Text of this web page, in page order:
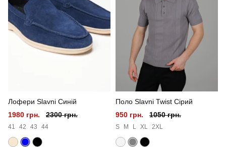
Призначення для повсякденного носіння
Стать чоловічий
повсякденний
Колір
Матеріал
Лофери Slavni Синій
1980 грн.
2300 грн.
41 42 43 44
Поло Slavni Twist Сірий
950 грн.
1050 грн.
S M L XL 2XL